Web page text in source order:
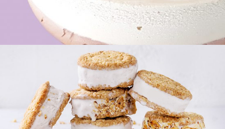
Biscotti
GELATERIA